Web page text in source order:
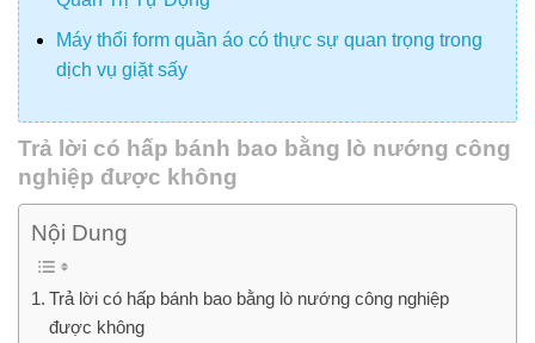
Máy thổi form quần áo có thực sự quan trọng trong
dịch vụ giặt sấy
Trả lời có hấp bánh bao bằng lò nướng công
nghiệp được không
Nội Dung
Trả lời có hấp bánh bao bằng lò nướng công nghiệp
được không